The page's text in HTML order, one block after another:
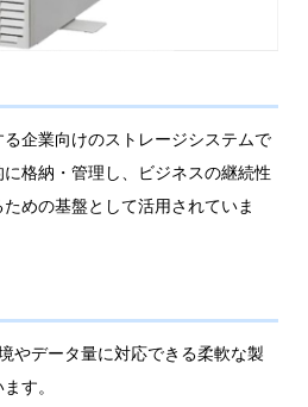
企業向けのストレージシステムで
格納・管理し、ビジネスの継続性
めの基盤として活用されていま
やデータ量に対応できる柔軟な製
す。